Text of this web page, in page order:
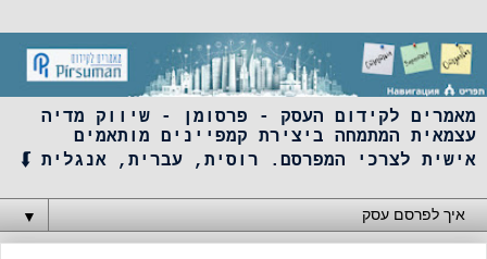
מאמרים לקידום העסק - פרסומן - שיווק מדיה
עצמאית המתמחה ביצירת קמפיינים מותאמים
אישית לצרכי המפרסם. רוסית, עברית, אנגלית ⮮
▼